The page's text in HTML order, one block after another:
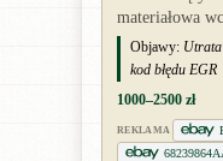
materiałowa
Objawy: Utrata
kod błędu EGR
1000–2500 zł
REKLAMA